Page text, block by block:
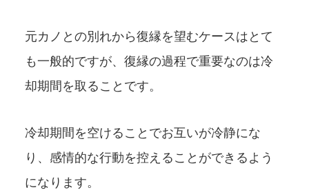
元カノとの別れから復縁を望むケースはとて
も一般的ですが、復縁の過程で重要なのは冷
却期間を取ることです。
冷却期間を空けることでお互いが冷静にな
り、感情的な行動を控えることができるよう
になります。